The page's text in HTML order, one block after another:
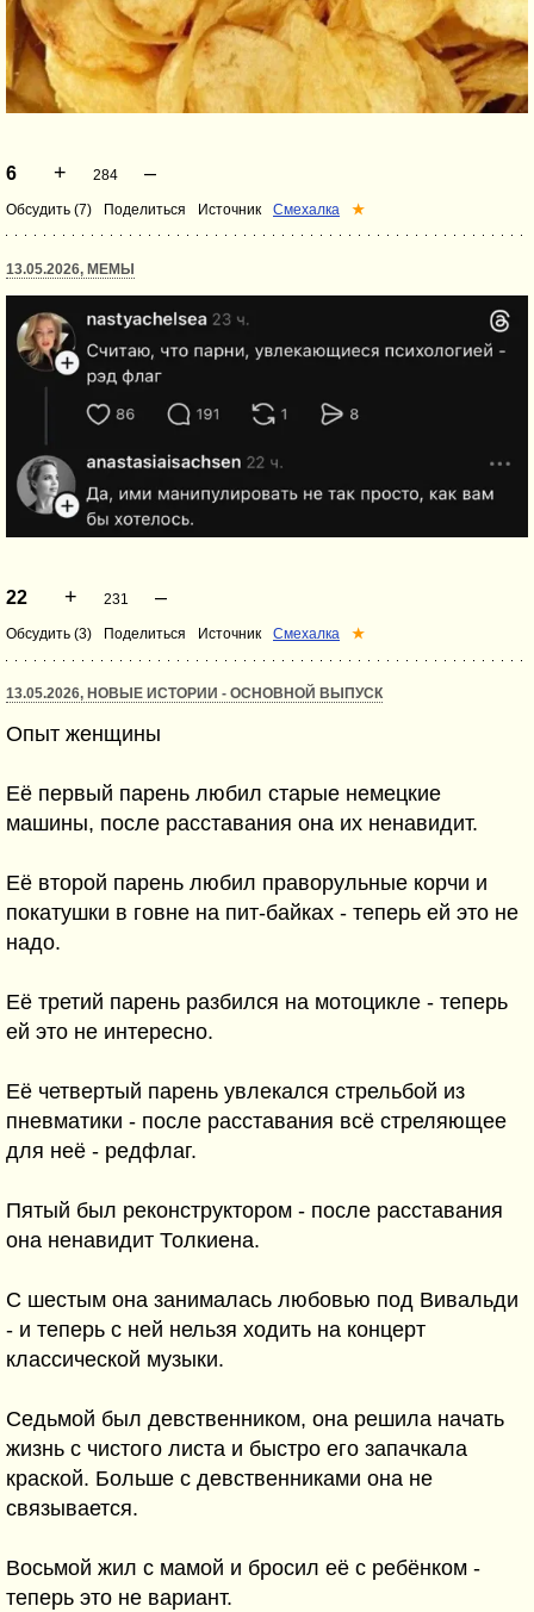
6 + 284 –
Обсудить (7) Поделиться Источник Смехалка ★
13.05.2026, МЕМЫ
22 + 231 –
Обсудить (3) Поделиться Источник Смехалка ★
13.05.2026, НОВЫЕ ИСТОРИИ - ОСНОВНОЙ ВЫПУСК
Опыт женщины
Её первый парень любил старые немецкие
машины, после расставания она их ненавидит.
Её второй парень любил праворульные корчи и
покатушки в говне на пит-байках - теперь ей это не
надо.
Её третий парень разбился на мотоцикле - теперь
ей это не интересно.
Её четвертый парень увлекался стрельбой из
пневматики - после расставания всё стреляющее
для неё - редфлаг.
Пятый был реконструктором - после расставания
она ненавидит Толкиена.
С шестым она занималась любовью под Вивальди
- и теперь с ней нельзя ходить на концерт
классической музыки.
Седьмой был девственником, она решила начать
жизнь с чистого листа и быстро его запачкала
краской. Больше с девственниками она не
связывается.
Восьмой жил с мамой и бросил её с ребёнком -
теперь это не вариант.